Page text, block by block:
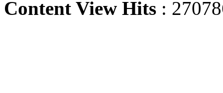
Content View Hits :